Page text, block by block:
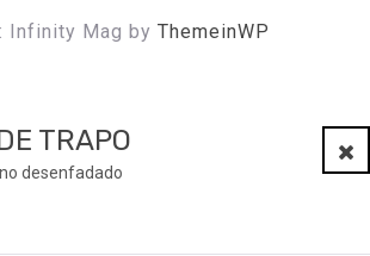
Infinity Mag by ThemeinWP
TRAPO
desenfadado